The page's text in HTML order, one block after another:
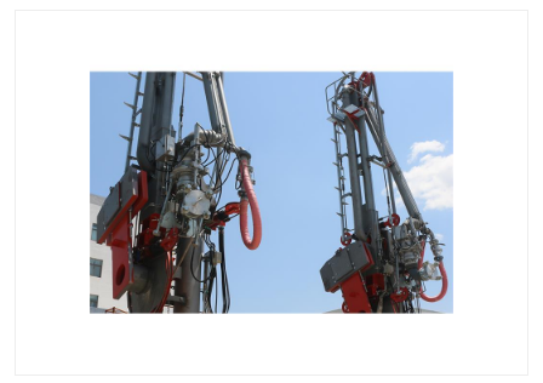
LNG鹤管 活动梯
卸车鹤管
装车鹤管 输油臂
紧急脱离干式接头 火车鹤管
汽车鹤管 顶部鹤管